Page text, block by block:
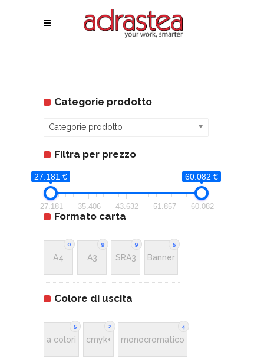
Categorie prodotto
Categorie prodotto
Filtra per prezzo
27.181 € 60.082 €
27.181 35.406 43.632 51.857 60.082
Formato carta
0
A4
9
A3
9
SRA3
5
Banner
Colore di uscita
5
a colori
2
cmyk+
4
monocromatico